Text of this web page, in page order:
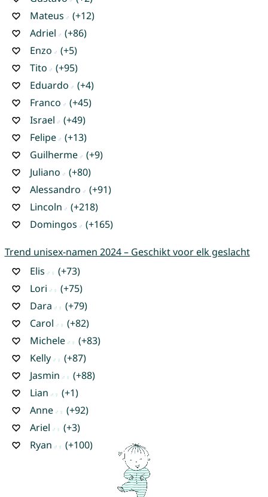
Mateus
(+12)
Adriel
(+86)
Enzo
(+5)
Tito
(+95)
Eduardo
(+4)
Franco
(+45)
Israel
(+49)
Felipe
(+13)
Guilherme
(+9)
Juliano
(+80)
Alessandro
(+91)
Lincoln
(+218)
Domingos
(+165)
Trend unisex-namen 2024 – Geschikt voor elk geslacht
Elis
(+73)
Lori
(+75)
Dara
(+79)
Carol
(+82)
Michele
(+83)
Kelly
(+87)
Jasmin
(+88)
Lian
(+1)
Anne
(+92)
Ariel
(+3)
Ryan
(+100)